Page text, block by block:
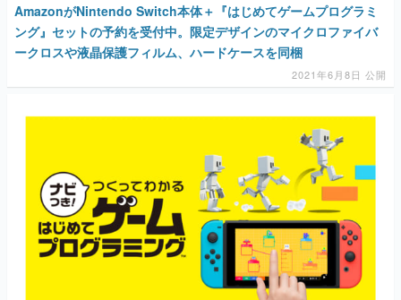
AmazonがNintendo Switch本体＋『はじめてゲームプログラミ
ング』セットの予約を受付中。限定デザインのマイクロファイバ
ークロスや液晶保護フィルム、ハードケースを同梱
2021年6月8日 公開